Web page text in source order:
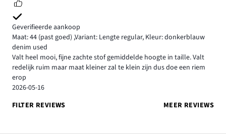
Geverifieerde aankoop
Maat: 44 (past goed) ,Variant: Lengte regular, Kleur: donkerblauw
denim used
Valt heel mooi, fijne zachte stof gemiddelde hoogte in taille. Valt
redelijk ruim maar maat kleiner zal te klein zijn dus doe een riem
erop
2026-05-16
FILTER REVIEWS
MEER REVIEWS